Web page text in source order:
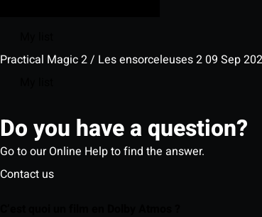
Practical Magic 2 / Les ensorceleuses 2 09 Sep
Do you have a question?
Go to our Online Help to find the answer.
Contact us